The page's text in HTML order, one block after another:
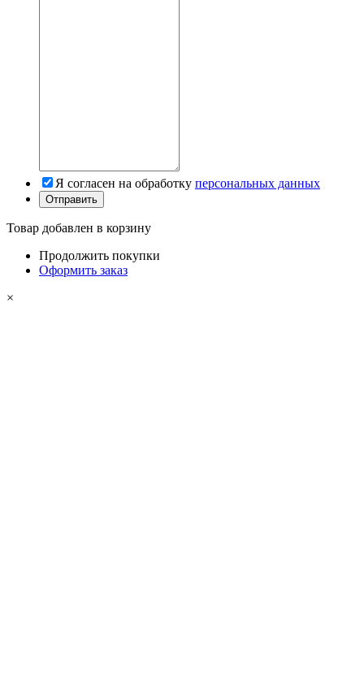
Я согласен на обработку персональных данных
Товар добавлен в корзину
Продолжить покупки
Оформить заказ
×